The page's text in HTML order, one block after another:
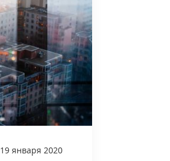
19 января 2020